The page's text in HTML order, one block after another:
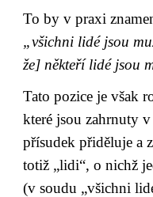
„všichni lidé jsou
že] někteří lidé jsou
Tato pozice je však
které jsou zahrnuty v
přísudek přiděluje a
totiž „lidi“, o nichž
(v soudu „všichni